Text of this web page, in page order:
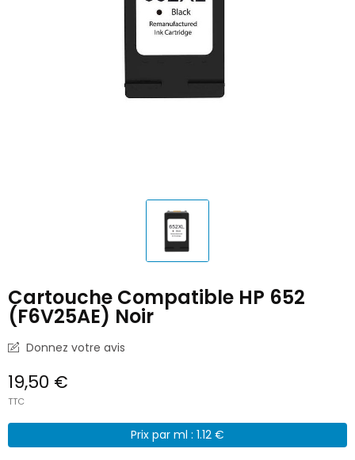
Cartouche Compatible HP 652
(F6V25AE) Noir
Donnez votre avis
19,50 €
TTC
Prix par ml : 1.12 €